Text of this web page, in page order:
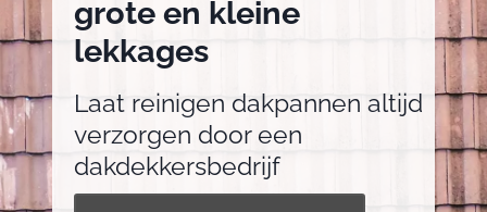
grote en kleine
lekkages
Laat reinigen dakpannen altijd
verzorgen door een
dakdekkersbedrijf